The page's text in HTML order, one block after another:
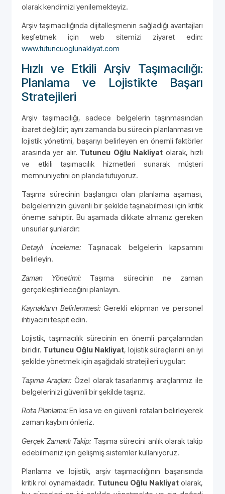
olarak kendimizi yenilemekteyiz.
Arşiv taşımacılığında dijitalleşmenin sağladığı avantajları
keşfetmek için web sitemizi ziyaret edin:
www.tutuncuoglunakliyat.com
Hızlı ve Etkili Arşiv Taşımacılığı:
Planlama ve Lojistikte Başarı
Stratejileri
Arşiv taşımacılığı, sadece belgelerin taşınmasından
ibaret değildir; aynı zamanda bu sürecin planlanması ve
lojistik yönetimi, başarıyı belirleyen en önemli faktörler
arasında yer alır. Tutuncu Oğlu Nakliyat olarak, hızlı
ve etkili taşımacılık hizmetleri sunarak müşteri
memnuniyetini ön planda tutuyoruz.
Taşıma sürecinin başlangıcı olan planlama aşaması,
belgelerinizin güvenli bir şekilde taşınabilmesi için kritik
öneme sahiptir. Bu aşamada dikkate almanız gereken
unsurlar şunlardır:
Detaylı İnceleme:Taşınacak belgelerin kapsamını
belirleyin.
Zaman Yönetimi: Taşıma sürecinin ne zaman
gerçekleştirileceğini planlayın.
Kaynakların Belirlenmesi: Gerekli ekipman ve personel
ihtiyacını tespit edin.
Lojistik, taşımacılık sürecinin en önemli parçalarından
biridir. Tutuncu Oğlu Nakliyat, lojistik süreçlerini en iyi
şekilde yönetmek için aşağıdaki stratejileri uygular:
Taşıma Araçları:Özel olarak tasarlanmış araçlarımız ile
belgelerinizi güvenli bir şekilde taşırız.
Rota Planlama:En kısa ve en güvenli rotaları belirleyerek
zaman kaybını önleriz.
Gerçek Zamanlı Takip: Taşıma sürecini anlık olarak takip
edebilmeniz için gelişmiş sistemler kullanıyoruz.
Planlama ve lojistik, arşiv taşımacılığının başarısında
kritik rol oynamaktadır. Tutuncu Oğlu Nakliyatolarak,